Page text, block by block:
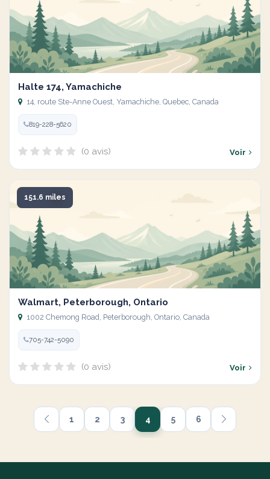
Halte 174, Yamachiche
14, route Ste-Anne Ouest, Yamachiche, Quebec, Canada
819-228-5620
(0 avis) Voir
151.6 miles
Walmart, Peterborough, Ontario
1002 Chemong Road, Peterborough, Ontario, Canada
705-742-5090
(0 avis) Voir
1 2 3 4 5 6